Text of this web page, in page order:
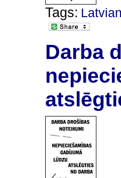
Tags: Latvian
Darba